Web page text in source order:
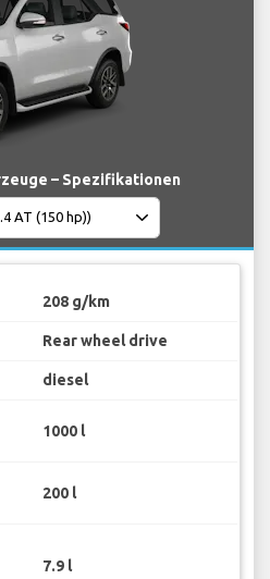
– Spezifikationen
208 g/km
Rear wheel drive
diesel
1000 l
200 l
7.9 l